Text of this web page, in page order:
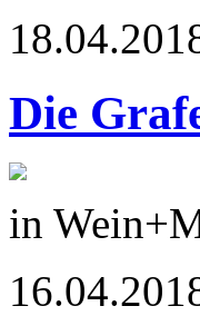
Die
in